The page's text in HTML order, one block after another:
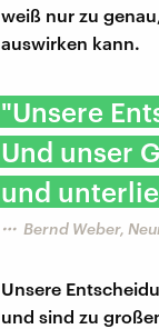
weiß nur zu
auswirken kann.
"Unsere
Und unser
und
Bernd Weber,
Unsere
und sind zu